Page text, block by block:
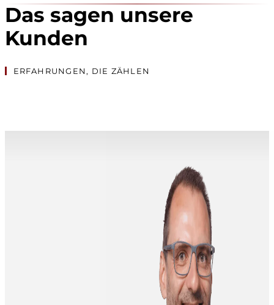
Das sagen unsere
Kunden
ERFAHRUNGEN, DIE ZÄHLEN